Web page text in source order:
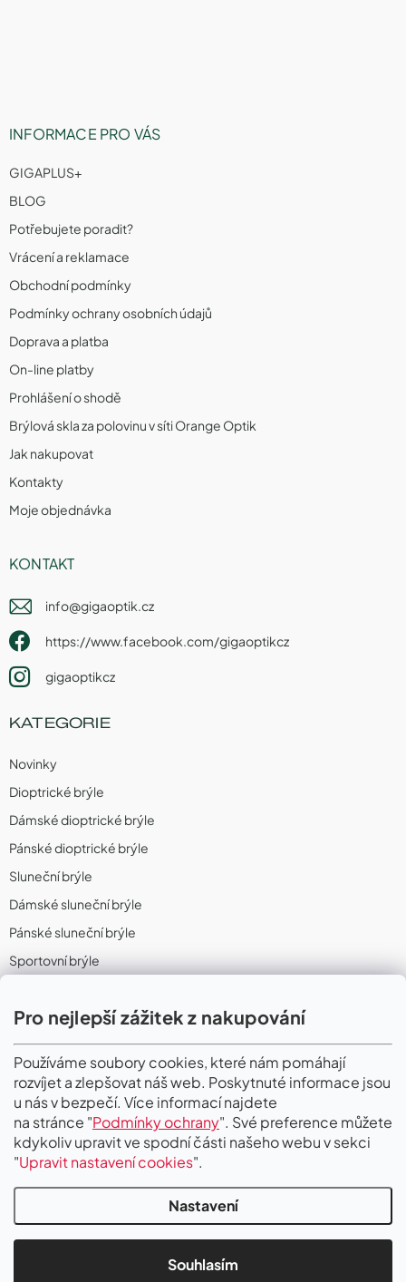
Pro nejlepší zážitek z nakupování
Používáme soubory cookies, které nám pomáhají
rozvíjet a zlepšovat náš web. Poskytnuté informace jsou
u nás v bezpečí. Více informací najdete
na stránce "Podmínky ochrany". Své preference můžete
kdykoliv upravit ve spodní části našeho webu v sekci
"Upravit nastavení cookies".
Nastavení
Souhlasím
INFORMACE PRO VÁS
GIGAPLUS+
BLOG
Potřebujete poradit?
Vrácení a reklamace
Obchodní podmínky
Podmínky ochrany osobních údajů
Doprava a platba
On-line platby
Prohlášení o shodě
Brýlová skla za polovinu v síti Orange Optik
Jak nakupovat
Kontakty
Moje objednávka
KONTAKT
info@gigaoptik.cz
https://www.facebook.com/gigaoptikcz
gigaoptikcz
KATEGORIE
Novinky
Dioptrické brýle
Dámské dioptrické brýle
Pánské dioptrické brýle
Sluneční brýle
Dámské sluneční brýle
Pánské sluneční brýle
Sportovní brýle
Sportovní dioptrické brýle
II. Jakost
PŘIJÍMÁME ONLINE PLATBY
Copyright 2026Gigaoptik. Všechna práva vyhrazena.Upravit nastavení
cookies